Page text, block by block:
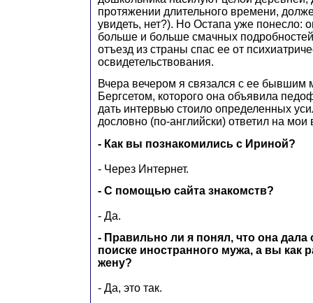
протяжении длительного времени,
увидеть, нет?). Но Остапа уже понесло:
больше и больше смачных
отъезд из страны спас ее от
освидетельствования.
Вчера вечером я связался с ее бывшим
Бергсетом, которого она объявила
дать интервью стоило определенных
дословно (по-английски) ответил на мои
- Как вы познакомились с Ириной?
- Через Интернет.
- С помощью сайта знакомств?
- Да.
- Правильно ли я понял, что она дала
поиске иностранного мужа, а вы как
жену?
- Да, это так.